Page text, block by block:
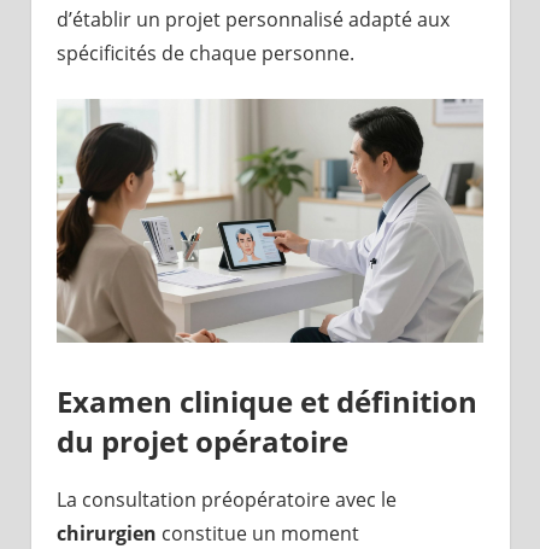
d’établir un projet personnalisé adapté aux
spécificités de chaque personne.
Examen clinique et définition
du projet opératoire
La consultation préopératoire avec le
chirurgien constitue un moment